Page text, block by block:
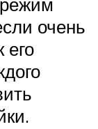
очень
его